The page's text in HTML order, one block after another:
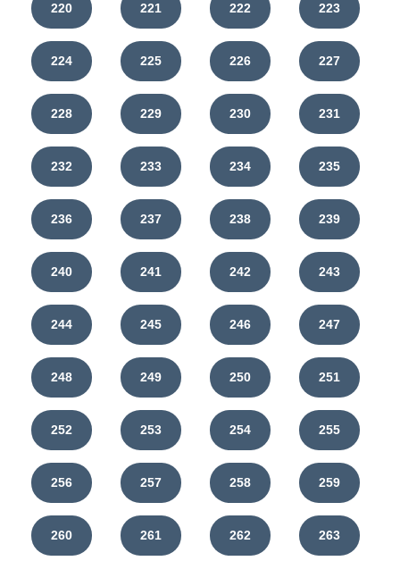
220 221 222 223
224 225 226 227
228 229 230 231
232 233 234 235
236 237 238 239
240 241 242 243
244 245 246 247
248 249 250 251
252 253 254 255
256 257 258 259
260 261 262 263